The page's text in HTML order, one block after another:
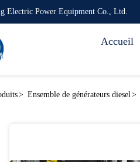
Electric Power Equipment Co., Ltd.
Accueil
> Ensemble de générateurs diesel>